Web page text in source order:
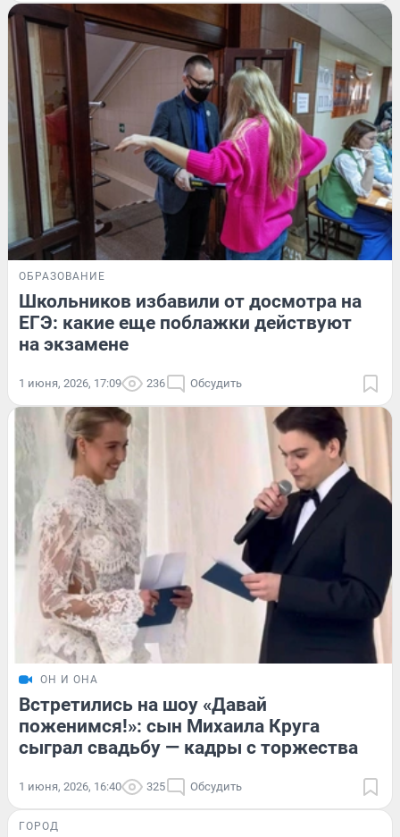
ОБРАЗОВАНИЕ
Школьников избавили от досмотра на
ЕГЭ: какие еще поблажки действуют
на экзамене
1 июня, 2026, 17:09 236 Обсудить
ОН И ОНА
Встретились на шоу «Давай
поженимся!»: сын Михаила Круга
сыграл свадьбу — кадры с торжества
1 июня, 2026, 16:40 325 Обсудить
ГОРОД